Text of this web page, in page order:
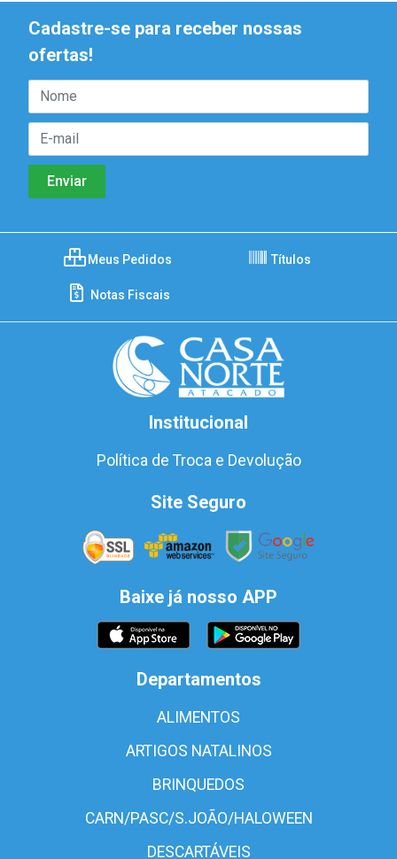
Cadastre-se para receber nossas
ofertas!
Meus Pedidos Títulos
Notas Fiscais
Institucional
Política de Troca e Devolução
Site Seguro
Baixe já nosso APP
Departamentos
ALIMENTOS
ARTIGOS NATALINOS
BRINQUEDOS
CARN/PASC/S.JOÃO/HALOWEEN
DESCARTÁVEIS